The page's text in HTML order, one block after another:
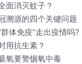
面消灭蚊子？
溯源的四个关键问题
体免疫”走出疫情吗?
用抗生素？
氧要警惕氧中毒